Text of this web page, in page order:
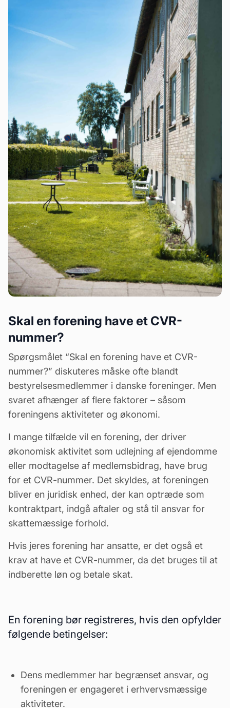
Skal en forening have et CVR-
nummer?
Spørgsmålet “Skal en forening have et CVR-
nummer?” diskuteres måske ofte blandt
bestyrelsesmedlemmer i danske foreninger. Men
svaret afhænger af flere faktorer – såsom
foreningens aktiviteter og økonomi.
I mange tilfælde vil en forening, der driver
økonomisk aktivitet som udlejning af ejendomme
eller modtagelse af medlemsbidrag, have brug
for et CVR-nummer. Det skyldes, at foreningen
bliver en juridisk enhed, der kan optræde som
kontraktpart, indgå aftaler og stå til ansvar for
skattemæssige forhold.
Hvis jeres forening har ansatte, er det også et
krav at have et CVR-nummer, da det bruges til at
indberette løn og betale skat.
En forening bør registreres, hvis den opfylder
følgende betingelser:
Dens medlemmer har begrænset ansvar, og
foreningen er engageret i erhvervsmæssige
aktiviteter.